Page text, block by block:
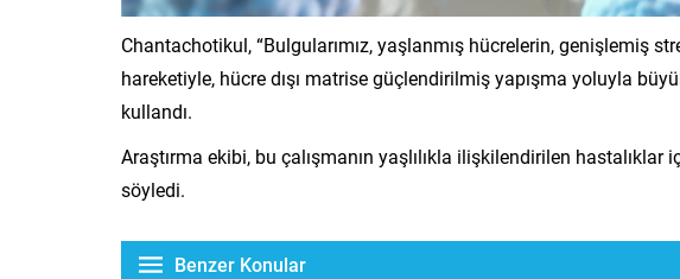
Chantachotikul, “Bulgularımız, yaşlanmış hücrelerin, genişlemiş
hareketiyle, hücre dışı matrise güçlendirilmiş yapışma yoluyla
kullandı.
Araştırma ekibi, bu çalışmanın yaşlılıkla ilişkilendirilen
söyledi.
Benzer Konular